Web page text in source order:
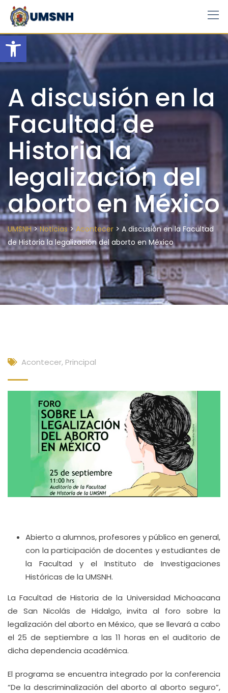
Open toolbar
Skip
content
A discusión en la
Facultad de
Historia la
legalización del
aborto en México
UMSNH>Noticias> Acontecer > A discusión en la Facultad
de Historia la legalización del aborto en México
Acontecer, Principal
Abierto a alumnos, profesores y público en general,
con la participación de docentes y estudiantes de
la Facultad y el Instituto de Investigaciones
Históricas de la UMSNH.
La Facultad de Historia de la Universidad Michoacana
de San Nicolás de Hidalgo, invita al foro sobre la
legalización del aborto en México, que se llevará a cabo
el 25 de septiembre a las 11 horas en el auditorio de
dicha dependencia académica.
El programa se encuentra integrado por la conferencia
“De la descriminalización del aborto al aborto seguro”,